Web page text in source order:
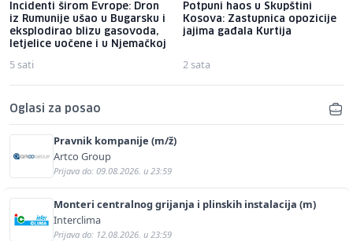
Incidenti širom Evrope: Dron
iz Rumunije ušao u Bugarsku i
eksplodirao blizu gasovoda,
letjelice uočene i u Njemačkoj
5 sati
Potpuni haos u Skupštini
Kosova: Zastupnica opozicije
jajima gađala Kurtija
2 sata
Oglasi za posao
Pravnik kompanije (m/ž)
Artco Group
Prijava do: 09.08.2026. u 23:59
Monteri centralnog grijanja i plinskih instalacija (m)
Interclima
Prijava do: 12.08.2026. u 23:59